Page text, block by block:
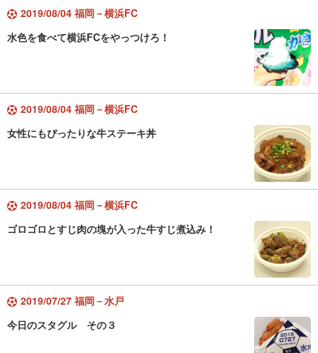
2019/08/04 福岡－横浜FC
水色を食べて横浜FCをやっつけろ！
2019/08/04 福岡－横浜FC
女性にもぴったりな牛ステーキ丼
2019/08/04 福岡－横浜FC
ゴロゴロとすじ肉の塊が入った牛すじ煮込み！
2019/07/27 福岡－水戸
今日のスタグル その３